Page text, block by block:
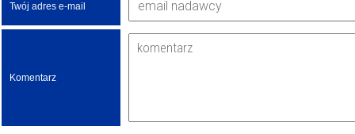
Twój adres e-mail
Komentarz